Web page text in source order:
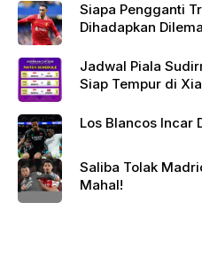
Siapa Pengganti
Dihadapkan
Jadwal Piala
Siap Tempur di
Los Blancos Incar
Saliba Tolak
Mahal!